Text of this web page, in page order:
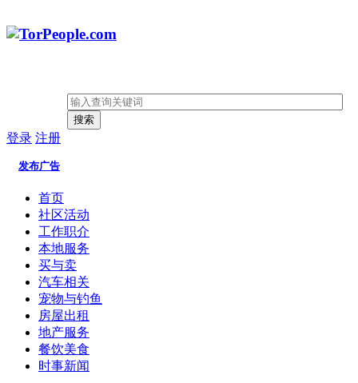
搜索
登录 注册
发布广告
首页
社区活动
工作职介
本地服务
买与卖
汽车相关
宠物与钓鱼
房屋出租
地产服务
餐饮美食
时事新闻